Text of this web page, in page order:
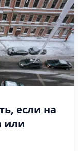
если на
или